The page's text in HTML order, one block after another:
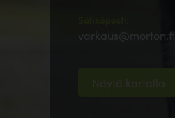
varkaus@morton.fi
Näytä kartalla